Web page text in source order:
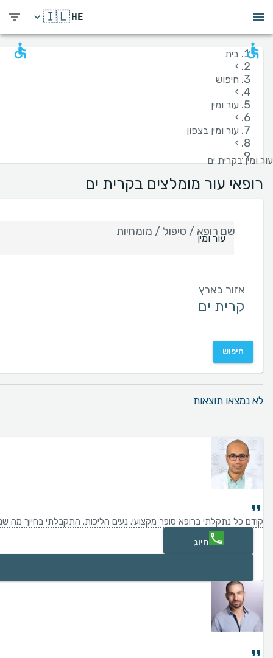
HE
🇮🇱
בית
›
חיפוש
›
עור ומין
›
עור ומין בצפון
›
עור ומין בקרית ים
רופאי עור מומלצים בקרית ים
שם רופא / טיפול / מומחיות
אזור בארץ
חיפוש
לא נמצאו תוצאות
קודם כל נתקלתי ברופא סופר מקצועי. נעים הליכות. התקבלתי בחיוך מה
חיוג